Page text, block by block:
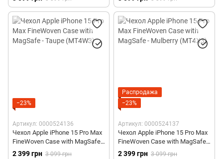
−23%
Артикул: 0000524136
Чехол Apple iPhone 15 Pro Max
FineWoven Case with MagSafe -
Taupe (MT4W3)
2 399 грн 3 099 грн
Распродажа
−23%
Артикул: 0000524137
Чехол Apple iPhone 15 Pro Max
FineWoven Case with MagSafe -
Mulberry (MT4X3)
2 399 грн 3 099 грн